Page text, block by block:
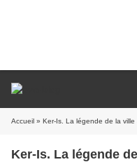
Accueil » Ker-Is. La légende de la ville au milieu des
Ker-Is. La légende